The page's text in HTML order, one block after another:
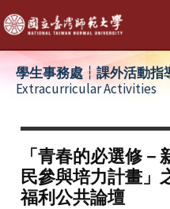
Skip
to
content
學生事務處┆課外活動指
Extracurricular Activities
「青春的必選修
民參與培力計畫」
福利公共論壇